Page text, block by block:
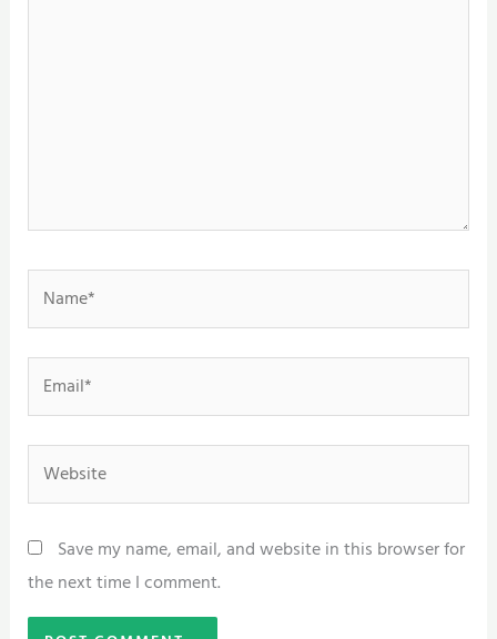
Name*
Email*
Website
Save my name, email, and website in this browser for
the next time I comment.